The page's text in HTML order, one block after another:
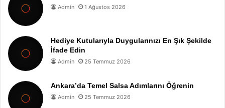
Admin 1 Ağustos 2026
Hediye Kutularıyla Duygularınızı En Şık Şekilde
İfade Edin
Admin 25 Temmuz 2026
Ankara’da Temel Salsa Adımlarını Öğrenin
Admin 25 Temmuz 2026